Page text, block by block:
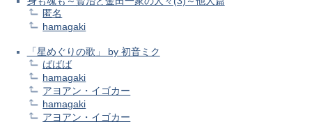
匿名
hamagaki
「星めぐりの歌」 by 初音ミク
ばばば
hamagaki
アヨアン・イゴカー
hamagaki
アヨアン・イゴカー